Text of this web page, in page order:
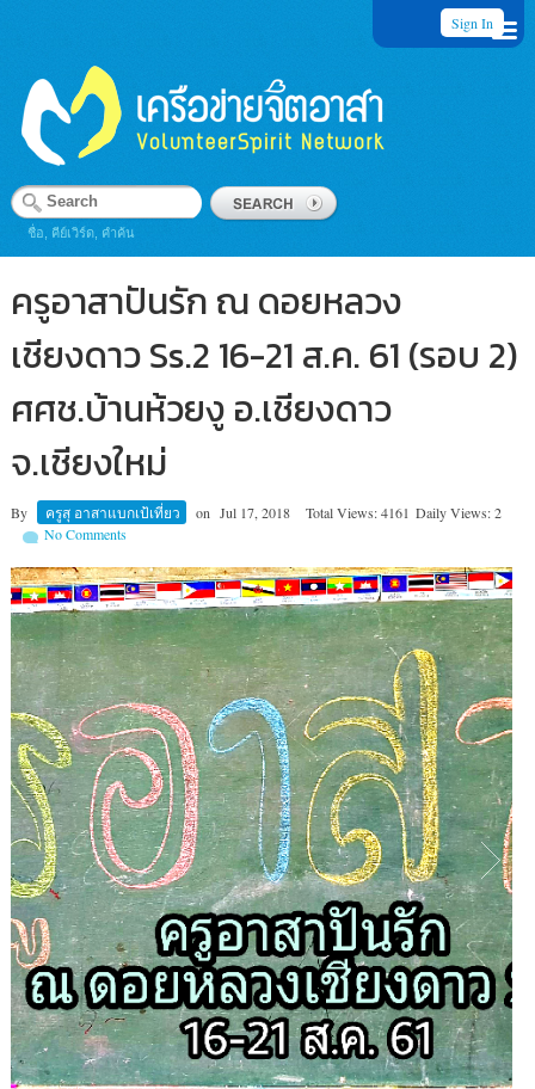
Sign In
ชื่อ, คีย์เวิร์ด, คำค้น
ครูอาสาปันรัก ณ ดอยหลวง
เชียงดาว Ss.2 16-21 ส.ค. 61 (รอบ 2)
ศศช.บ้านห้วยงู อ.เชียงดาว
จ.เชียงใหม่
By ครูสุ อาสาแบกเป้เที่ยว on Jul 17, 2018 Total Views: 4161 Daily Views: 2
No Comments